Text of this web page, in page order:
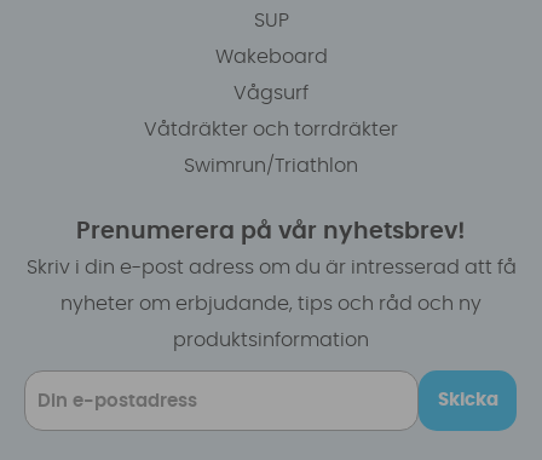
SUP
Wakeboard
Vågsurf
Våtdräkter och torrdräkter
Swimrun/Triathlon
Prenumerera på vår nyhetsbrev!
Skriv i din e-post adress om du är intresserad att få
nyheter om erbjudande, tips och råd och ny
produktsinformation
Skicka